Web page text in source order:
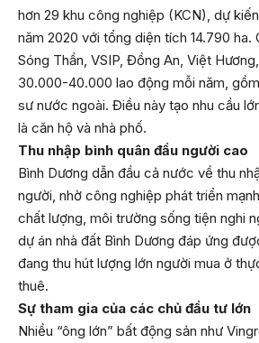
hơn 29 khu công nghiệp (KCN), dự
năm 2020 với tổng diện tích 14.790 ha.
Sóng Thần, VSIP, Đồng An, Việt
30.000-40.000 lao động mỗi năm,
sư nước ngoài. Điều này tạo nhu cầu
là căn hộ và nhà phố.
Thu nhập bình quân đầu người cao
Bình Dương dẫn đầu cả nước về thu
người, nhờ công nghiệp phát triển
chất lượng, môi trường sống tiện nghi
dự án nhà đất Bình Dương đáp ứng
đang thu hút lượng lớn người mua ở
thuê.
Sự tham gia của các chủ đầu tư lớn
Nhiều “ông lớn” bất động sản như